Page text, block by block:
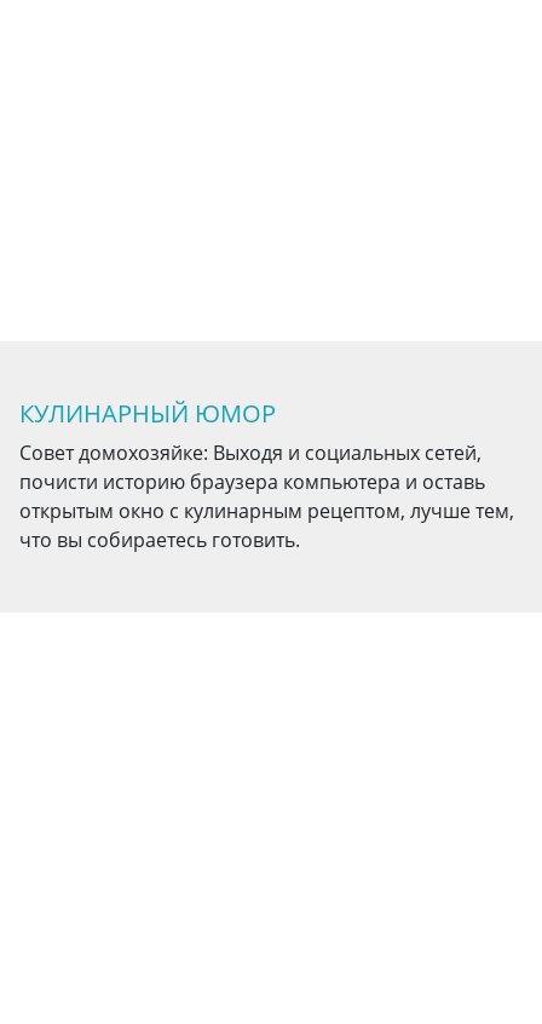
КУЛИНАРНЫЙ ЮМОР
Совет домохозяйке: Выходя и социальных сетей,
почисти историю браузера компьютера и оставь
открытым окно с кулинарным рецептом, лучше тем,
что вы собираетесь готовить.